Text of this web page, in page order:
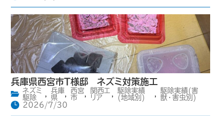
兵庫県西宮市T様邸 ネズミ対策施工
ネズミ
駆除
,
兵庫
県
,
西宮
市
,
関西エ
リア
,
駆除実績
(地域別)
,
駆除実績(害
獣・害虫別)
2026/7/30